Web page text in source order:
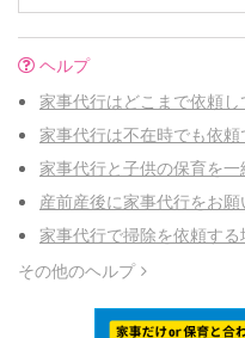
ヘルプ
家事代行はどこまで依頼し
家事代行は不在時でも依頼
家事代行と子供の保育を
産前産後に家事代行をお
家事代行で掃除を依頼す
その他のヘルプ